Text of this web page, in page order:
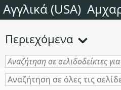
Αγγλικά (USA)
Περιεχόμενα